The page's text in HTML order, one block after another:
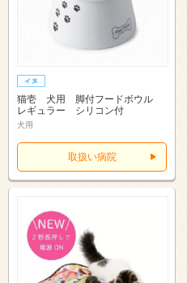
猫壱 犬用 脚付フードボウル
レギュラー シリコン付
犬用
取扱い病院